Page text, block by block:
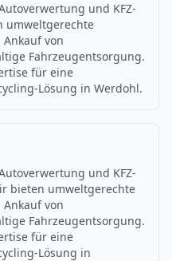
und KFZ-
umweltgerechte
von
Fahrzeugentsorgung.
für eine
Lösung in Werdohl.
und KFZ-
bieten umweltgerechte
von
Fahrzeugentsorgung.
für eine
Lösung in